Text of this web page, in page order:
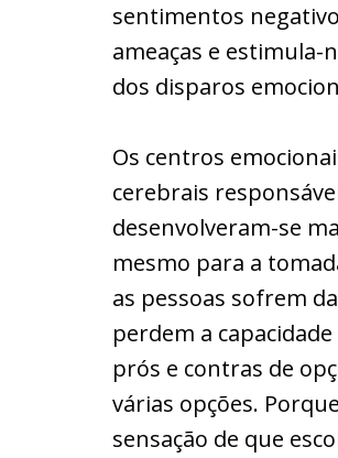
sentimentos
ameaças e estimula-
dos disparos
Os centros
cerebrais
desenvolveram-se
mesmo para a
as pessoas sofrem
perdem a
prós e contras de
várias opções.
sensação de que